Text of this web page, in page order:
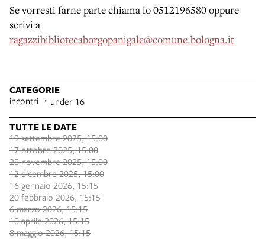
Se vorresti farne parte chiama lo 0512196580 oppure
scrivi a
ragazzibibliotecaborgopanigale@comune.bologna.it
CATEGORIE
incontri under 16
TUTTE LE DATE
19 settembre 2025, 15:00
17 ottobre 2025, 15:00
28 novembre 2025, 15:00
12 dicembre 2025, 15:00
16 gennaio 2026, 15:15
20 febbraio 2026, 15:15
6 marzo 2026, 15:15
10 aprile 2026, 15:15
8 maggio 2026, 15:15